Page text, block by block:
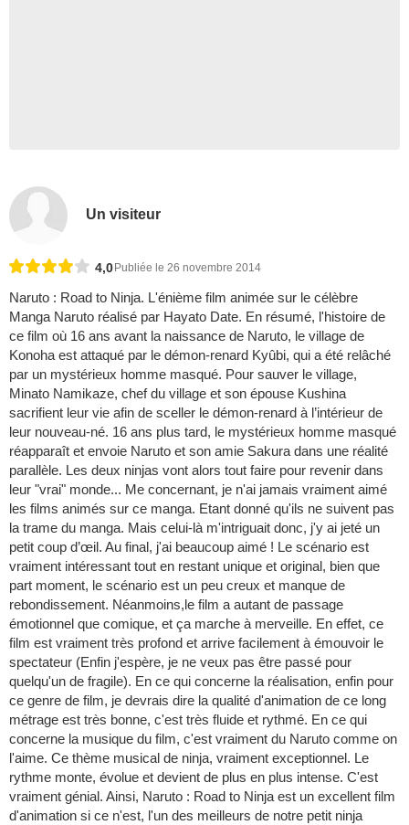
Un visiteur
4,0 Publiée le 26 novembre 2014
Naruto : Road to Ninja. L'énième film animée sur le célèbre
Manga Naruto réalisé par Hayato Date. En résumé, l'histoire de
ce film où 16 ans avant la naissance de Naruto, le village de
Konoha est attaqué par le démon-renard Kyûbi, qui a été relâché
par un mystérieux homme masqué. Pour sauver le village,
Minato Namikaze, chef du village et son épouse Kushina
sacrifient leur vie afin de sceller le démon-renard à l’intérieur de
leur nouveau-né. 16 ans plus tard, le mystérieux homme masqué
réapparaît et envoie Naruto et son amie Sakura dans une réalité
parallèle. Les deux ninjas vont alors tout faire pour revenir dans
leur "vrai" monde... Me concernant, je n'ai jamais vraiment aimé
les films animés sur ce manga. Etant donné qu'ils ne suivent pas
la trame du manga. Mais celui-là m'intriguait donc, j'y ai jeté un
petit coup d’œil. Au final, j'ai beaucoup aimé ! Le scénario est
vraiment intéressant tout en restant unique et original, bien que
part moment, le scénario est un peu creux et manque de
rebondissement. Néanmoins,le film a autant de passage
émotionnel que comique, et ça marche à merveille. En effet, ce
film est vraiment très profond et arrive facilement à émouvoir le
spectateur (Enfin j'espère, je ne veux pas être passé pour
quelqu'un de fragile). En ce qui concerne la réalisation, enfin pour
ce genre de film, je devrais dire la qualité d'animation de ce long
métrage est très bonne, c'est très fluide et rythmé. En ce qui
concerne la musique du film, c'est vraiment du Naruto comme on
l'aime. Ce thème musical de ninja, vraiment exceptionnel. Le
rythme monte, évolue et devient de plus en plus intense. C'est
vraiment génial. Ainsi, Naruto : Road to Ninja est un excellent film
d'animation si ce n'est, l'un des meilleurs de notre petit ninja